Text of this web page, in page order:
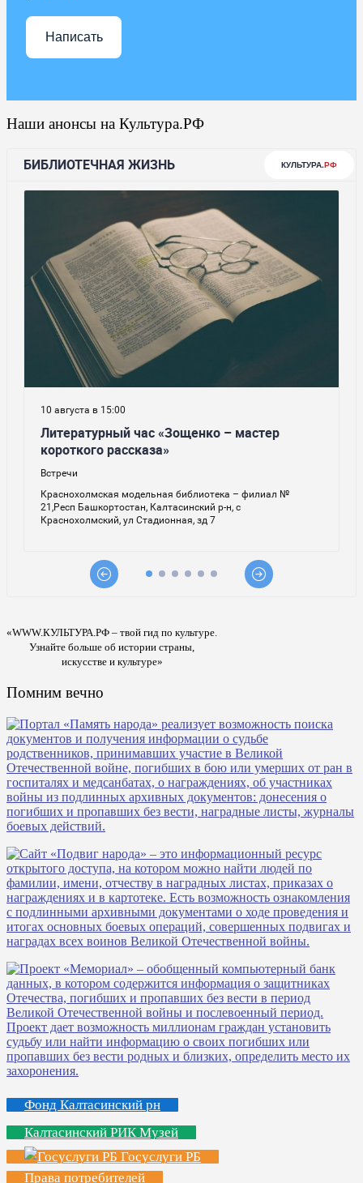
Написать
Наши анонсы на Культура.РФ
«WWW.КУЛЬТУРА.РФ – твой гид по культуре.
Узнайте больше об истории страны,
искусстве и культуре»
Помним вечно
Фонд Калтасинский рн
Калтасинский РИК Музей
Госуслуги РБ
Права потребителей